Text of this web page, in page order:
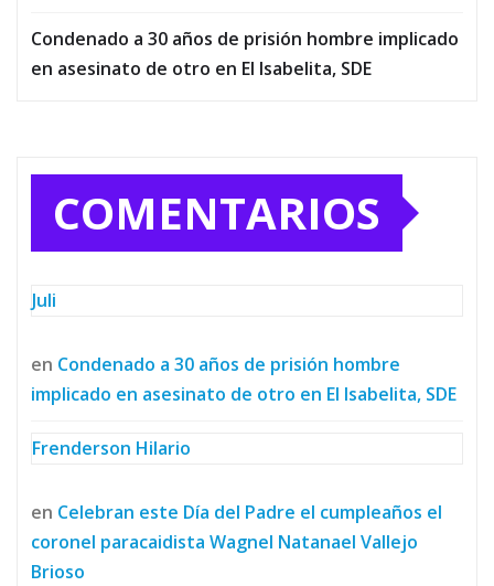
Condenado a 30 años de prisión hombre implicado
en asesinato de otro en El Isabelita, SDE
COMENTARIOS
Juli
en Condenado a 30 años de prisión hombre
implicado en asesinato de otro en El Isabelita, SDE
Frenderson Hilario
en Celebran este Día del Padre el cumpleaños el
coronel paracaidista Wagnel Natanael Vallejo
Brioso